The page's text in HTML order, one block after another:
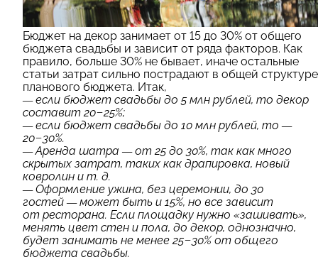
Бюджет на декор занимает от 15 до 30% от общего
бюджета свадьбы и зависит от ряда факторов. Как
правило, больше 30% не бывает, иначе остальные
статьи затрат сильно пострадают в общей структуре
планового бюджета. Итак,
— если бюджет свадьбы до 5 млн рублей, то декор
составит 20−25%;
— если бюджет свадьбы до 10 млн рублей, то —
20−30%.
— Аренда шатра — от 25 до 30%, так как много
скрытых затрат, таких как драпировка, новый
ковролин и т. д.
— Оформление ужина, без церемонии, до 30
гостей — может быть и 15%, но все зависит
от ресторана. Если площадку нужно «зашивать»,
менять цвет стен и пола, до декор, однозначно,
будет занимать не менее 25−30% от общего
бюджета свадьбы.